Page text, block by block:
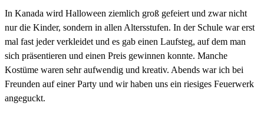
In Kanada wird Halloween ziemlich groß gefeiert und zwar nicht
nur die Kinder, sondern in allen Altersstufen. In der Schule war erst
mal fast jeder verkleidet und es gab einen Laufsteg, auf dem man
sich präsentieren und einen Preis gewinnen konnte. Manche
Kostüme waren sehr aufwendig und kreativ. Abends war ich bei
Freunden auf einer Party und wir haben uns ein riesiges Feuerwerk
angeguckt.